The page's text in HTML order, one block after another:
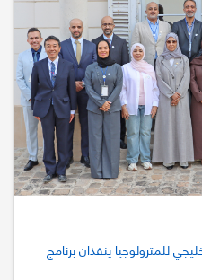
للمترولوجيا ينفذان برنامج